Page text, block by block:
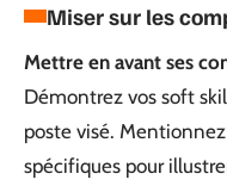
Miser sur les
Mettre en avant ses
Démontrez vos soft
poste visé.
spécifiques pour